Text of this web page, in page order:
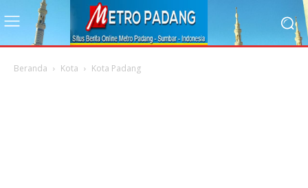
Beranda Kota Kota Padang